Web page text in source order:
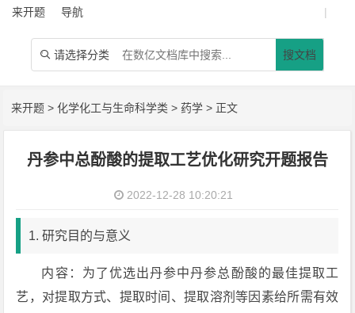
来开题 导航 |
 请选择分类 搜文档
来开题 >化学化工与生命科学类 > 药学 > 正文
丹参中总酚酸的提取工艺优化研究开题报告
2022-12-28 10:20:21
1. 研究目的与意义
内容：为了优选出丹参中丹参总酚酸的最佳提取工
艺，对提取方式、提取时间、提取溶剂等因素给所需有效